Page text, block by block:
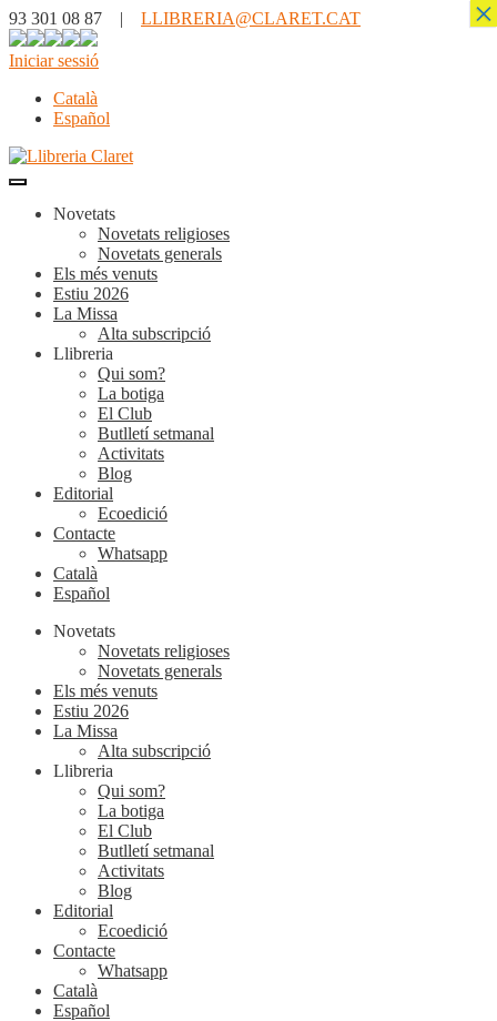
93 301 08 87 | LLIBRERIA@CLARET.CAT
Iniciar sessió
Català
Español
Novetats
Novetats religioses
Novetats generals
Els més venuts
Estiu 2026
La Missa
Alta subscripció
Llibreria
Qui som?
La botiga
El Club
Butlletí setmanal
Activitats
Blog
Editorial
Ecoedició
Contacte
Whatsapp
Català
Español
Novetats
Novetats religioses
Novetats generals
Els més venuts
Estiu 2026
La Missa
Alta subscripció
Llibreria
Qui som?
La botiga
El Club
Butlletí setmanal
Activitats
Blog
Editorial
Ecoedició
Contacte
Whatsapp
Català
Español
×